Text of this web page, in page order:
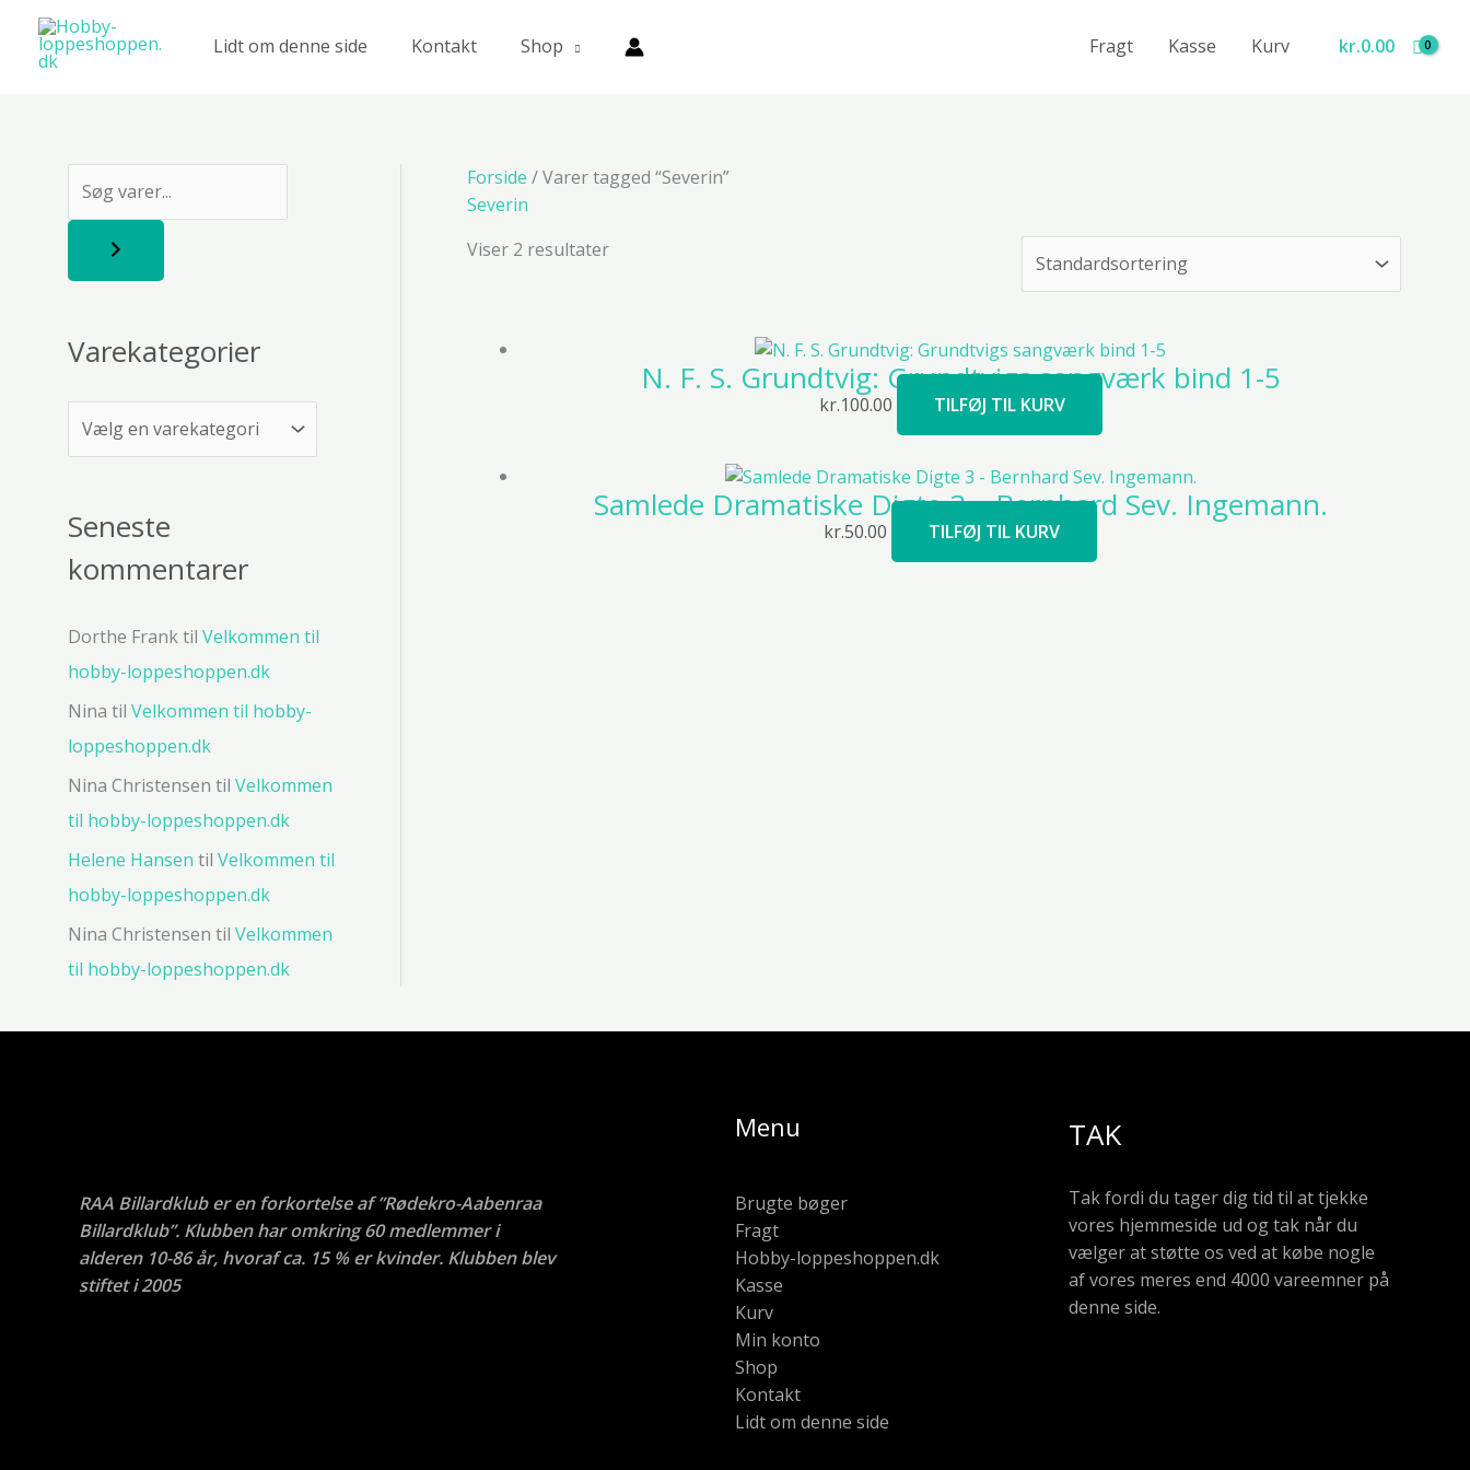
indholdet
Lidt om denne side Kontakt Shop Fragt Kasse Kurv kr.0.00
ø
Varekategorier
Seneste
kommentarer
Dorthe Franktil Velkommen til
hobby-loppeshoppen.dk
Nina til Velkommen til hobby-
loppeshoppen.dk
Nina Christensen til Velkommen
til hobby-loppeshoppen.dk
Helene Hansen til Velkommen til
hobby-loppeshoppen.dk
Nina Christensen til Velkommen
til hobby-loppeshoppen.dk
Forside / Varer tagged “Severin”
Severin
Viser 2 resultater
N. F. S. Grundtvig: Grundtvigs sangværk bind 1-5
kr.100.00 TILFØJ TIL KURV
Samlede Dramatiske Digte 3 – Bernhard Sev. Ingemann.
kr.50.00 TILFØJ TIL KURV
RAA Billardklub er en forkortelse af ”Rødekro-Aabenraa
Billardklub”. Klubben har omkring 60 medlemmer i
alderen 10-86 år, hvoraf ca. 15 % er kvinder. Klubben blev
stiftet i 2005
Menu
Brugte bøger
Fragt
Hobby-loppeshoppen.dk
Kasse
Kurv
Min konto
Shop
Kontakt
Lidt om denne side
TAK
Tak fordi du tager dig tid til at tjekke
vores hjemmeside ud og tak når du
vælger at støtte os ved at købe nogle
af vores meres end 4000 vareemner på
denne side.